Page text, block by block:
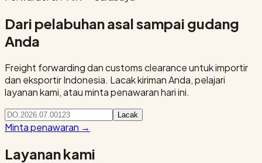
Dari pelabuhan asal sampai gudang
Anda
Freight forwarding dan customs clearance untuk importir
dan eksportir Indonesia. Lacak kiriman Anda, pelajari
layanan kami, atau minta penawaran hari ini.
Lacak
Minta penawaran →
Layanan kami